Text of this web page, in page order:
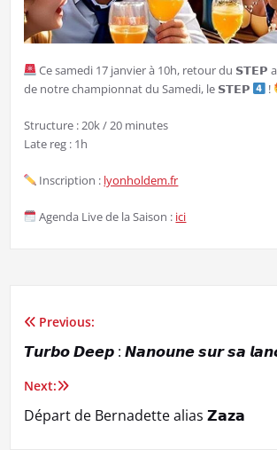
Ce samedi 17 janvier à 10h, retour du 𝗦𝗧𝗘𝗣
de notre championnat du Samedi, le 𝗦𝗧𝗘𝗣
!
Structure : 20k / 20 minutes
Late reg : 1h
Inscription : lyonholdem.fr
Agenda Live de la Saison : ici
Navigation
de
l’article
Previous:
𝙏𝙪𝙧𝙗𝙤 𝘿𝙚𝙚𝙥 : 𝙉𝙖𝙣𝙤𝙪𝙣𝙚 𝙨𝙪𝙧 𝙨𝙖
Next:
Départ de Bernadette alias 𝗭𝗮𝘇𝗮